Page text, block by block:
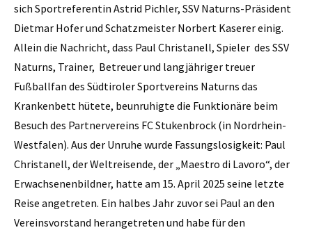
sich Sportreferentin Astrid Pichler, SSV Naturns-Präsident
Dietmar Hofer und Schatzmeister Norbert Kaserer einig.
Allein die Nachricht, dass Paul Christanell, Spieler des SSV
Naturns, Trainer, Betreuer und langjähriger treuer
Fußballfan des Südtiroler Sportvereins Naturns das
Krankenbett hütete, beunruhigte die Funktionäre beim
Besuch des Partnervereins FC Stukenbrock (in Nordrhein-
Westfalen). Aus der Unruhe wurde Fassungslosigkeit: Paul
Christanell, der Weltreisende, der „Maestro di Lavoro“, der
Erwachsenenbildner, hatte am 15. April 2025 seine letzte
Reise angetreten. Ein halbes Jahr zuvor sei Paul an den
Vereinsvorstand herangetreten und habe für den